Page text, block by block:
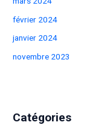
février 2024
janvier 2024
novembre 2023
Catégories